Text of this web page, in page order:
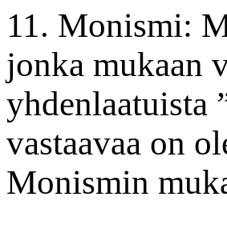
11. Monismi:
jonka mukaan
yhdenlaatuista
vastaavaa on
Monismin